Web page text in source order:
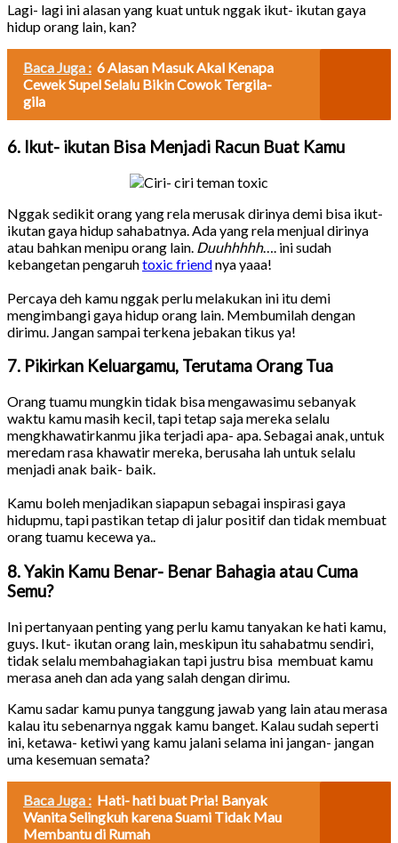
Lagi- lagi ini alasan yang kuat untuk nggak ikut- ikutan gaya
hidup orang lain, kan?
Baca Juga : 6 Alasan Masuk Akal Kenapa
Cewek Supel Selalu Bikin Cowok Tergila-
gila
6. Ikut- ikutan Bisa Menjadi Racun Buat Kamu
Nggak sedikit orang yang rela merusak dirinya demi bisa ikut-
ikutan gaya hidup sahabatnya. Ada yang rela menjual dirinya
atau bahkan menipu orang lain. Duuhhhhh…. ini sudah
kebangetan pengaruhtoxic friendnya yaaa!
Percaya deh kamu nggak perlu melakukan ini itu demi
mengimbangi gaya hidup orang lain. Membumilah dengan
dirimu. Jangan sampai terkena jebakan tikus ya!
7. Pikirkan Keluargamu, Terutama Orang Tua
Orang tuamu mungkin tidak bisa mengawasimu sebanyak
waktu kamu masih kecil, tapi tetap saja mereka selalu
mengkhawatirkanmu jika terjadi apa- apa. Sebagai anak, untuk
meredam rasa khawatir mereka, berusaha lah untuk selalu
menjadi anak baik- baik.
Kamu boleh menjadikan siapapun sebagai inspirasi gaya
hidupmu, tapi pastikan tetap di jalur positif dan tidak membuat
orang tuamu kecewa ya..
8. Yakin Kamu Benar- Benar Bahagia atau Cuma
Semu?
Ini pertanyaan penting yang perlu kamu tanyakan ke hati kamu,
guys. Ikut- ikutan orang lain, meskipun itu sahabatmu sendiri,
tidak selalu membahagiakan tapi justru bisa membuat kamu
merasa aneh dan ada yang salah dengan dirimu.
Kamu sadar kamu punya tanggung jawab yang lain atau merasa
kalau itu sebenarnya nggak kamu banget. Kalau sudah seperti
ini, ketawa- ketiwi yang kamu jalani selama ini jangan- jangan
uma kesemuan semata?
Baca Juga : Hati- hati buat Pria! Banyak
Wanita Selingkuh karena Suami Tidak Mau
Membantu di Rumah